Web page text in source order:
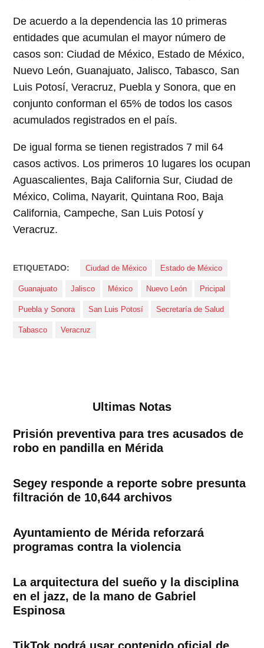
De acuerdo a la dependencia las 10 primeras
entidades que acumulan el mayor número de
casos son: Ciudad de México, Estado de México,
Nuevo León, Guanajuato, Jalisco, Tabasco, San
Luis Potosí, Veracruz, Puebla y Sonora, que en
conjunto conforman el 65% de todos los casos
acumulados registrados en el país.
De igual forma se tienen registrados 7 mil 64
casos activos. Los primeros 10 lugares los ocupan
Aguascalientes, Baja California Sur, Ciudad de
México, Colima, Nayarit, Quintana Roo, Baja
California, Campeche, San Luis Potosí y
Veracruz.
ETIQUETADO: Ciudad de México Estado de México
Guanajuato Jalisco México Nuevo León Pricipal
Puebla y Sonora San Luis Potosí Secretaría de Salud
Tabasco Veracruz
Ultimas Notas
Prisión preventiva para tres acusados de
robo en pandilla en Mérida
Segey responde a reporte sobre presunta
filtración de 10,644 archivos
Ayuntamiento de Mérida reforzará
programas contra la violencia
La arquitectura del sueño y la disciplina
en el jazz, de la mano de Gabriel
Espinosa